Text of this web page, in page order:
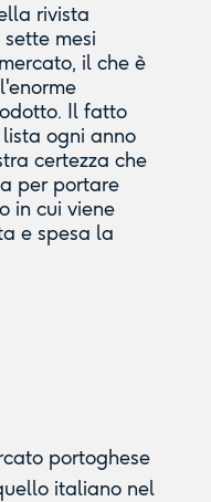
rivista
mesi
il che è
Il fatto
ogni anno
certezza che
per portare
in cui viene
e spesa la
portoghese
italiano nel